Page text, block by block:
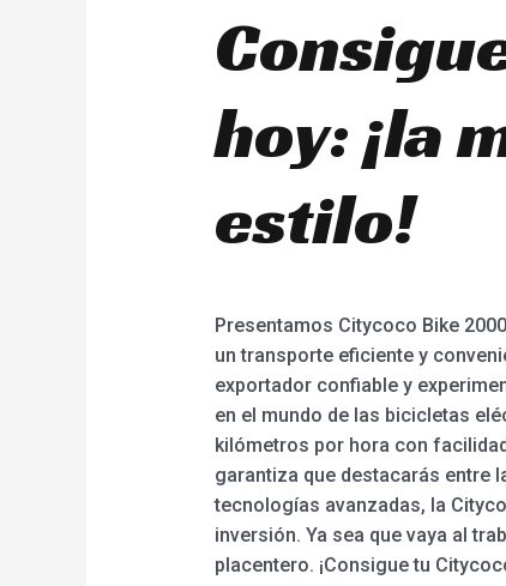
hoy: ¡la
estilo!
Presentamos Citycoco Bike
un transporte eficiente y
exportador confiable y
en el mundo de las bicicletas
kilómetros por hora con
garantiza que destacarás entre
tecnologías avanzadas, la
inversión. Ya sea que vaya al
placentero. ¡Consigue tu